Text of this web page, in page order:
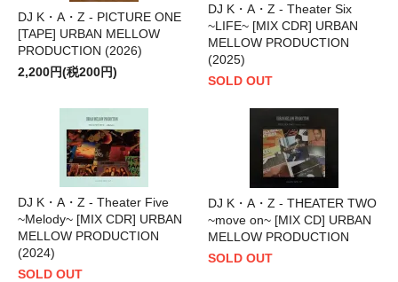
DJ K・A・Z - PICTURE ONE
[TAPE] URBAN MELLOW
PRODUCTION (2026)
2,200円(税200円)
DJ K・A・Z - Theater Six
~LIFE~ [MIX CDR] URBAN
MELLOW PRODUCTION
(2025)
SOLD OUT
DJ K・A・Z - Theater Five
~Melody~ [MIX CDR] URBAN
MELLOW PRODUCTION
(2024)
SOLD OUT
DJ K・A・Z - THEATER TWO
~move on~ [MIX CD] URBAN
MELLOW PRODUCTION
SOLD OUT